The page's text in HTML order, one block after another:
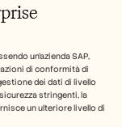
un'azienda SAP,
di conformità di
dei dati di livello
stringenti, la
un ulteriore livello di